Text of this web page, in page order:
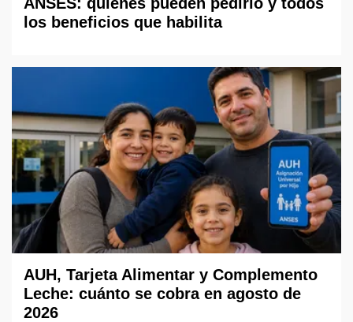
los beneficios que habilita
AUH, Tarjeta Alimentar y Complemento
Leche: cuánto se cobra en agosto de
2026